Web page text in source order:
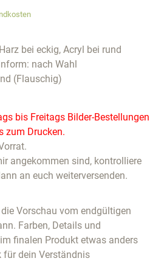
bei eckig, Acryl bei rund
nach Wahl
(Flauschig)
bis Freitags Bilder-Bestellungen
zum Drucken.
angekommen sind, kontrolliere
an euch weiterversenden.
Vorschau vom endgültigen
Farben, Details und
finalen Produkt etwas anders
für dein Verständnis